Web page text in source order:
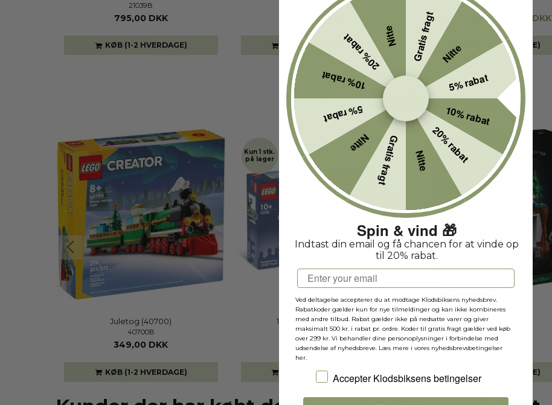
21039B
795,00 DKK
KØB (1-2 HVERDAGE)
21047B
849,00 DKK
KØB (1-2 HVERDAGE)
849,00 DKK 749,00 DKK
KØB (1-2 HVERDAGE)
Andre købte også
Juletog (40700)
40700B
349,00 DKK
KØB (1-2 HVERDAGE)
Kun 1 stk.
på lager
10190 - Market Street
10190B
27.995,00 DKK
KØB (1-2 HVERDAGE)
The X-Files (21369)
21369B
1.599,95 DKK
KØB (1-2 HVERDAGE)
Gratis fragt Nitte
5% rabat
10% rabat
20% rabat
Nitte
Gratis fragt
Nitte
5% rabat
10% rabat
20% rabatNitte
Spin & vind 🎁
Indtast din email og få chancen for at vinde op
til 20% rabat.
Email
Ved deltagelse accepterer du at modtage Klodsbiksens nyhedsbrev.
Rabatkoder gælder kun for nye tilmeldinger og kan ikke kombineres
med andre tilbud. Rabat gælder ikke på nedsatte varer og giver
maksimalt 500 kr. i rabat pr. ordre. Koder til gratis fragt gælder ved køb
over 299 kr. Vi behandler dine personoplysninger i forbindelse med
udsendelse af nyhedsbreve. Læs mere i vores nyhedsbrevsbetingelser
her.
Jeg accepterer Klodsbiksens betingelser
Accepter Klodsbiksens betingelser